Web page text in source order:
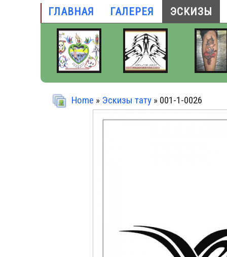
Home » Эскизы тату » 001-1-0026
ГЛАВНАЯ ГАЛЕРЕЯ ЭСКИЗЫ